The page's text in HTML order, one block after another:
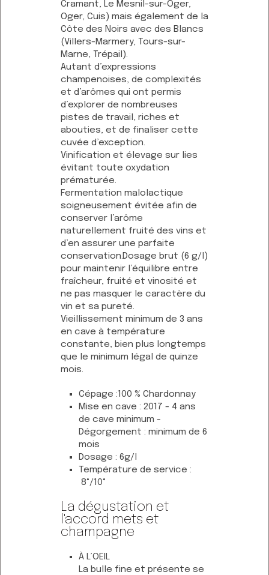
Cramant, Le Mesnil-sur-Oger,
Oger, Cuis) mais également de la
Côte des Noirs avec des Blancs
(Villers-Marmery, Tours-sur-
Marne, Trépail).
Autant d’expressions
champenoises, de complexités
et d’arômes qui ont permis
d’explorer de nombreuses
pistes de travail, riches et
abouties, et de finaliser cette
cuvée d’exception.
Vinification et élevage sur lies
évitant toute oxydation
prématurée.
Fermentation malolactique
soigneusement évitée afin de
conserver l’arôme
naturellement fruité des vins et
d’en assurer une parfaite
conservation.Dosage brut (6 g/l)
pour maintenir l’équilibre entre
fraîcheur, fruité et vinosité et
ne pas masquer le caractère du
vin et sa pureté.
Vieillissement minimum de 3 ans
en cave à température
constante, bien plus longtemps
que le minimum légal de quinze
mois.
Cépage :100 % Chardonnay
Mise en cave : 2017 - 4 ans
de cave minimum -
Dégorgement : minimum de 6
mois
Dosage : 6g/l
Température de service :
8°/10°
La dégustation et
l'accord mets et
champagne
À L’OEIL
La bulle fine et présente se